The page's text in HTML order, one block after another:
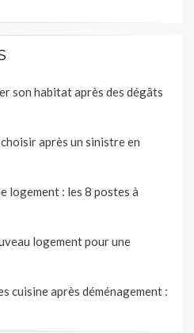
son habitat après des dégâts
après un sinistre en
logement : les 8 postes à
logement pour une
cuisine après déménagement :